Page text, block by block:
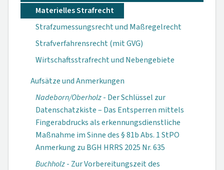
Materielles Strafrecht
Strafzumessungsrecht und Maßregelrecht
Strafverfahrensrecht (mit GVG)
Wirtschaftsstrafrecht und Nebengebiete
Aufsätze und Anmerkungen
Nadeborn/Oberholz- Der Schlüssel zur
Datenschatzkiste – Das Entsperren mittels
Fingerabdrucks als erkennungsdienstliche
Maßnahme im Sinne des § 81b Abs. 1 StPO
Anmerkung zu BGH HRRS 2025 Nr. 635
Buchholz- Zur Vorbereitungszeit des